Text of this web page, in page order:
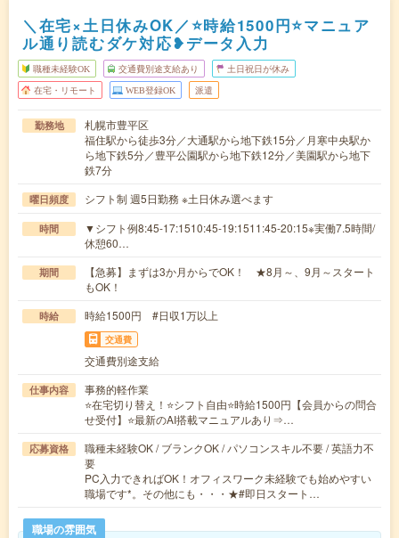
＼在宅×土日休みOK／⭐時給1500円⭐マニュア
ル通り読むダケ対応❥データ入力
職種未経験OK 交通費別途支給あり 土日祝日が休み
在宅・リモート WEB登録OK 派遣
勤務地
札幌市豊平区
福住駅から徒歩3分／大通駅から地下鉄15分／月寒中央駅か
ら地下鉄5分／豊平公園駅から地下鉄12分／美園駅から地下
鉄7分
曜日頻度 シフト制 週5日勤務 ※土日休み選べます
時間
▼シフト例8:45-17:1510:45-19:1511:45-20:15※実働7.5時間/
休憩60…
期間
【急募】まずは3か月からでOK！ ★8月～、9月～スタート
もOK！
時給 時給1500円 #日収1万以上
交通費
交通費別途支給
仕事内容
事務的軽作業
⭐在宅切り替え！⭐シフト自由⭐時給1500円【会員からの問合
せ受付】⭐最新のAI搭載マニュアルあり⇒…
応募資格
職種未経験OK / ブランクOK / パソコンスキル不要 / 英語力不
要
PC入力できればOK！オフィスワーク未経験でも始めやすい
職場です*。その他にも・・・★#即日スタート…
職場の雰囲気